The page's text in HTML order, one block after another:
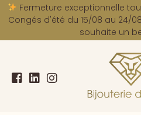
Fermeture exceptionnelle
Congés d'été du 15/08 au 24/
souhaite un